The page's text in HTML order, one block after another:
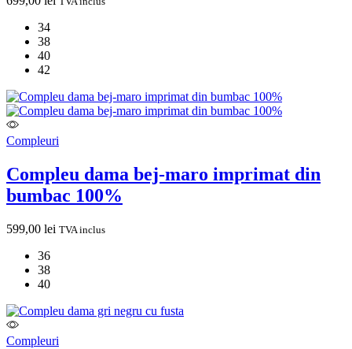
34
38
40
42
Compleuri
Compleu dama bej-maro imprimat din
bumbac 100%
599,00 lei TVA inclus
36
38
40
Compleuri